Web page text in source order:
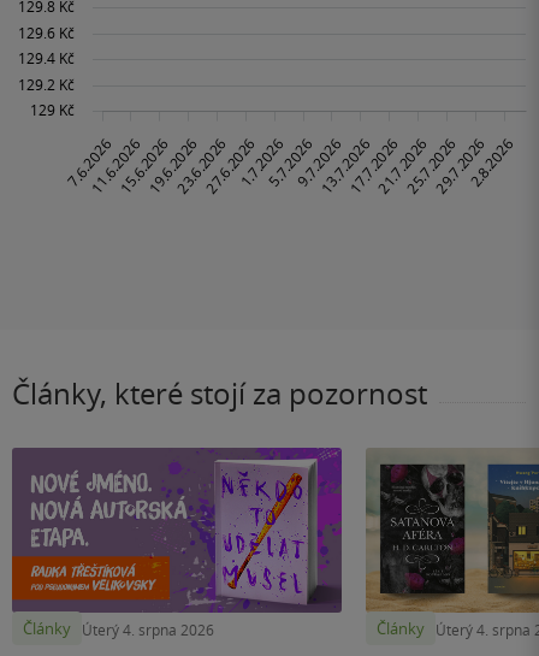
Články, které stojí za pozornost
Články Úterý 4. srpna 2026 Články Úterý 4. srpna